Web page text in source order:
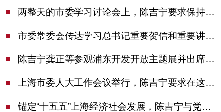
两整天的市委学习讨论会上，陈吉宁要求保持战略定力始终坚定信心善于科学应对
市委常委会传达学习总书记重要贺信和重要讲话精神，研究党建引领物业治理等工作
陈吉宁龚正等参观浦东开发开放主题展并出席座谈会
上海市委人大工作会议举行，陈吉宁要求在这些方面更加奋发有为
锚定“十五五”上海经济社会发展，陈吉宁与党外人士专题协商座谈